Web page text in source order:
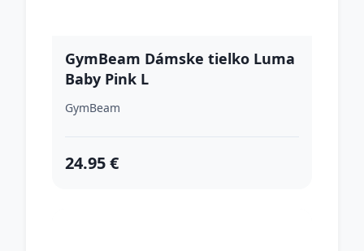
GymBeam Dámske tielko Luma
Baby Pink L
GymBeam
24.95 €